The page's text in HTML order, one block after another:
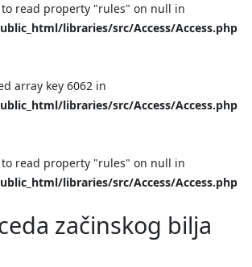
read property "rules" on null in
libraries/src/Access/Access.php
array key 6062 in
libraries/src/Access/Access.php
read property "rules" on null in
libraries/src/Access/Access.php
začinskog bilja